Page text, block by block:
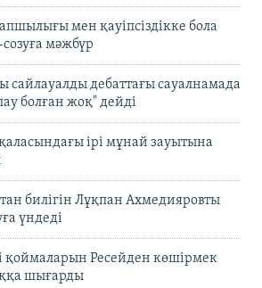
мен қауіпсіздікке бола
мәжбүр
сайлауалды дебаттағы сауалнамада
болған жоқ" дейді
ірі мұнай зауытына
билігін Лұқпан Ахмедияровты
үндеді
қоймаларын Ресейден көшірмек
шығарды